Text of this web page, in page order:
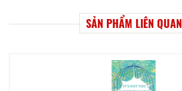
SẢN PHẨM LIÊN QUAN